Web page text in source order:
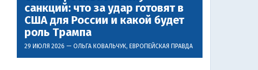
санкций: что за удар готовят в
США для России и какой будет
роль Трампа
29 ИЮЛЯ 2026 — ОЛЬГА КОВАЛЬЧУК, ЕВРОПЕЙСКАЯ ПРАВДА